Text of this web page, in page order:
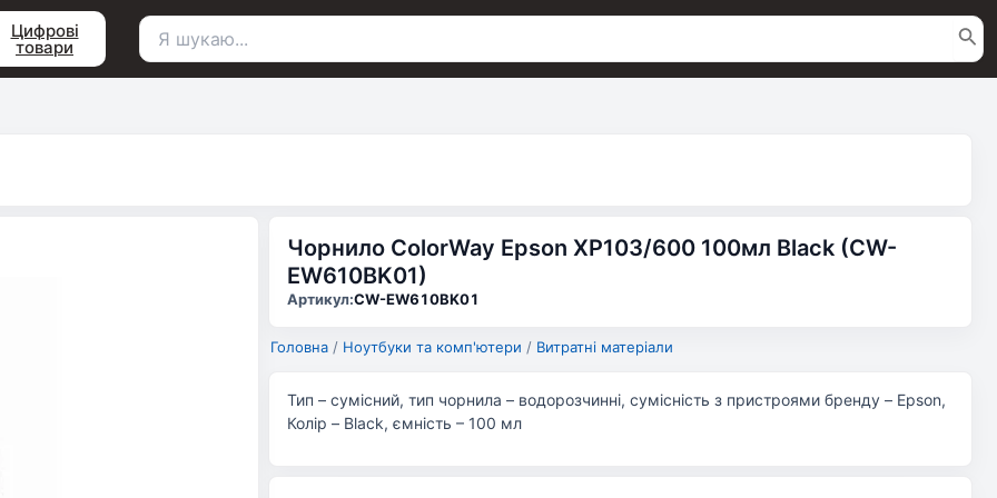
Цифрові
товари
Пошук
Чорнило ColorWay Epson XP103/600 100мл Black (CW-
EW610BK01)
Артикул:CW-EW610BK01
Головна / Ноутбуки та комп'ютери / Витратні матеріали
Тип – сумісний, тип чорнила – водорозчинні, сумісність з пристроями бренду – Epson,
Колір – Black, ємність – 100 мл